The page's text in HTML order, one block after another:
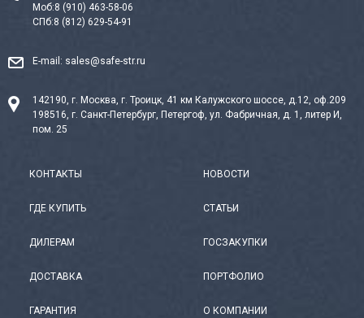
Моб:8 (910) 463-58-06
СПб:8 (812) 629-54-91
E-mail: sales@safe-str.ru
142190, г. Москва, г. Троицк, 41 км Калужского шоссе, д.12, оф.209
198516, г. Санкт-Петербург, Петергоф, ул. Фабричная, д. 1, литер И,
пом. 25
КОНТАКТЫ
ГДЕ КУПИТЬ
ДИЛЕРАМ
ДОСТАВКА
ГАРАНТИЯ
НОВОСТИ
СТАТЬИ
ГОСЗАКУПКИ
ПОРТФОЛИО
О КОМПАНИИ